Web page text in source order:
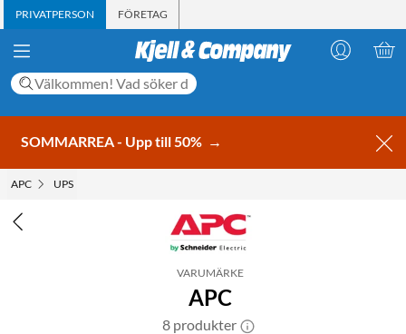
PRIVATPERSON FÖRETAG
SOMMARREA - Upp till 50% →
APC UPS
VARUMÄRKE
APC
8 produkter